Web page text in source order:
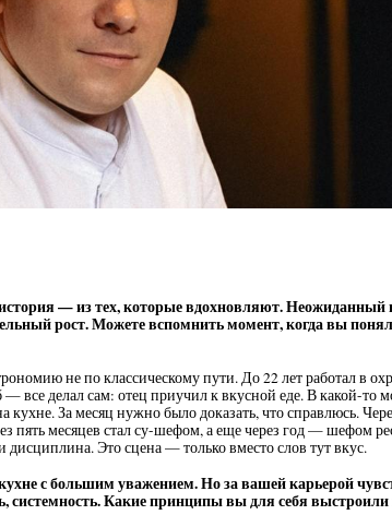
— из тех, которые вдохновляют. Неожиданный
рост. Можете вспомнить момент, когда вы
не по классическому пути. До 22 лет работал в
— все делал сам: отец приучил к вкусной еде. В какой-то
кухне. За месяц нужно было доказать, что справлюсь.
пять месяцев стал су-шефом, а еще через год — шефом
дисциплина. Это сцена — только вместо слов тут вкус.
с большим уважением. Но за вашей карьерой
системность. Какие принципы вы для себя